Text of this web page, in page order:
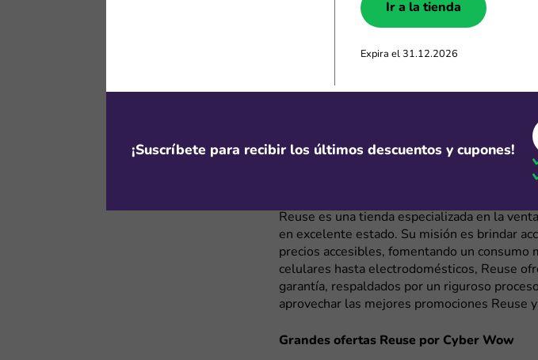
Reuse ofrece hasta 6 cuotas sin intereses al
seleccionados, lo que permite dividir tus
descuento válido para tu primera compra.
Esta opción es ideal si quieres comprar un
y
cargadores, cables y más.
¿Cuándo encontrar las mejores
Reuse es una tienda especializada en la
en excelente estado. Su misión es brindar
precios accesibles, fomentando un consumo
celulares hasta electrodomésticos, Reuse
garantía, respaldados por un riguroso
aprovechar las mejores promociones Reuse
Grandes ofertas Reuse por Cyber Wow
Ir a la tienda
Expira el 31.12.2026
¡Suscríbete para recibir los últimos descuentos y cupones!